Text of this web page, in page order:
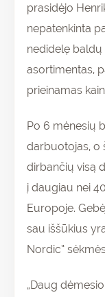
prasidėjo
nepatenkinta
nedidelę
asortimentas,
prieinamas
Po 6 mėnesių
darbuotojas, o
dirbančių visą
į daugiau nei
Europoje.
sau iššūkius
Nordic“
„Daug